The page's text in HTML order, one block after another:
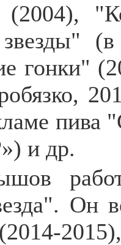
(в
гонки"
пива
и др.
Он